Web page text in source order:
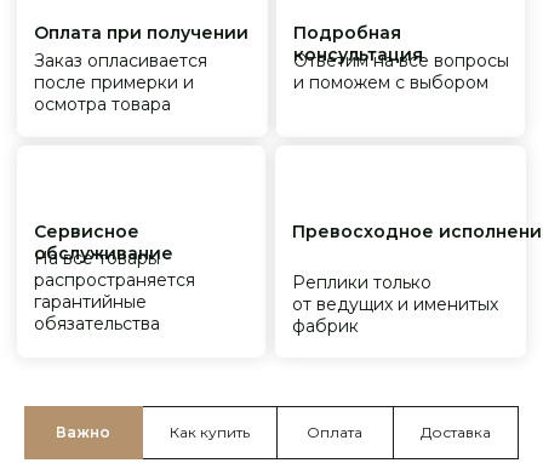
Важно Как купить Оплата Доставка